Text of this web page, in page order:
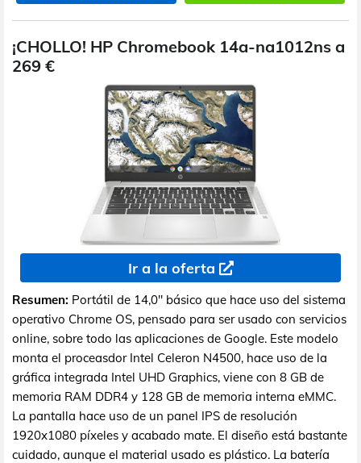
¡CHOLLO! HP Chromebook 14a-na1012ns a
269 €
Ir a la oferta
Resumen: Portátil de 14,0" básico que hace uso del sistema
operativo Chrome OS, pensado para ser usado con servicios
online, sobre todo las aplicaciones de Google. Este modelo
monta el proceasdor Intel Celeron N4500, hace uso de la
gráfica integrada Intel UHD Graphics, viene con 8 GB de
memoria RAM DDR4 y 128 GB de memoria interna eMMC.
La pantalla hace uso de un panel IPS de resolución
1920x1080 píxeles y acabado mate. El diseño está bastante
cuidado, aunque el material usado es plástico. La batería